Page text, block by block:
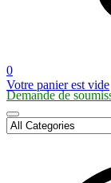
0
Votre panier est vide
Demande de